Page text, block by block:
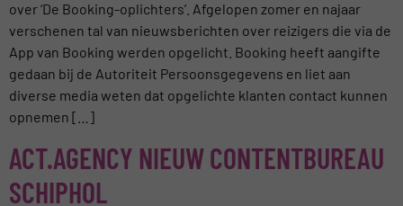
over ‘De Booking-oplichters’. Afgelopen zomer en najaar
verschenen tal van nieuwsberichten over reizigers die via de
App van Booking werden opgelicht. Booking heeft aangifte
gedaan bij de Autoriteit Persoonsgegevens en liet aan
diverse media weten dat opgelichte klanten contact kunnen
opnemen […]
ACT.AGENCY NIEUW CONTENTBUREAU
SCHIPHOL